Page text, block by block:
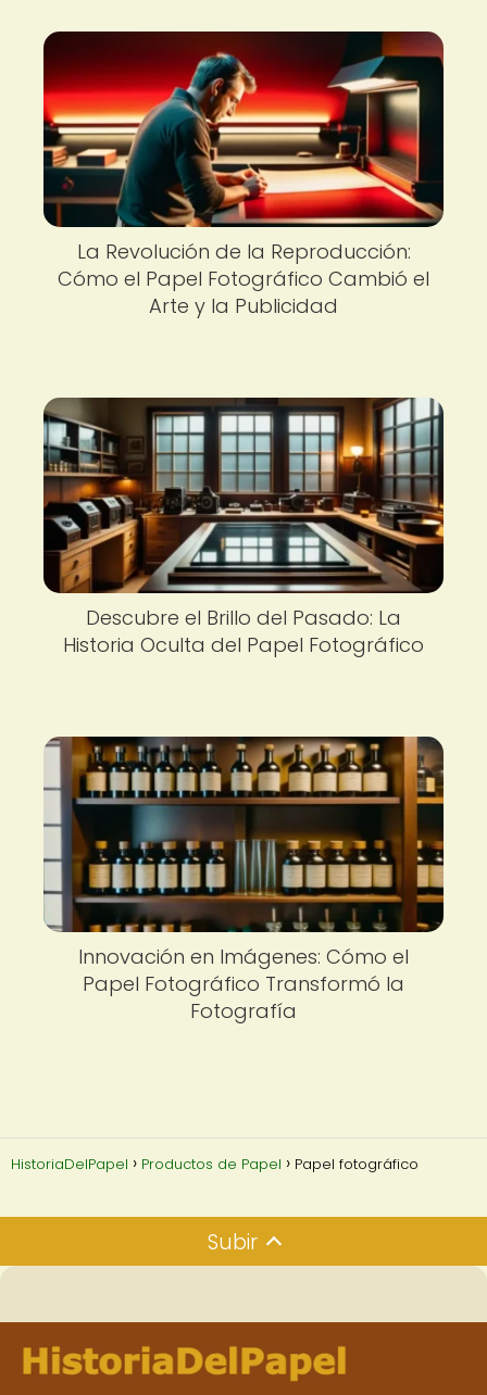
La Revolución de la Reproducción:
Cómo el Papel Fotográfico Cambió el
Arte y la Publicidad
Descubre el Brillo del Pasado: La
Historia Oculta del Papel Fotográfico
Innovación en Imágenes: Cómo el
Papel Fotográfico Transformó la
Fotografía
HistoriaDelPapel Productos de Papel Papel fotográfico
Subir